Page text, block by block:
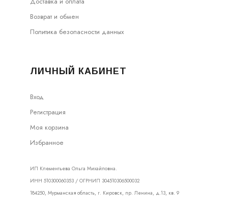
Возврат и обмен
Политика безопасности данных
ЛИЧНЫЙ КАБИНЕТ
Вход
Регистрация
Моя корзина
Избранное
ИП Клементьева Ольга Михайловна.
ИНН 510300060353 / ОГРНИП 304510306500032
184250, Мурманская область, г. Кировск, пр. Ленина, д.13, кв. 9